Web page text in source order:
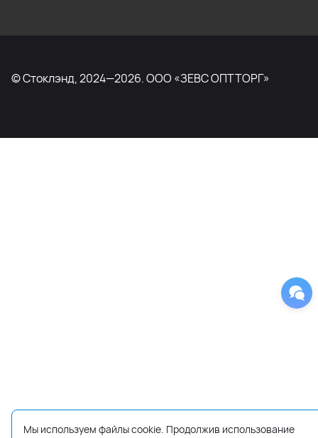
© Стоклэнд, 2024—2026. ООО «ЗЕВС ОПТТОРГ»
Мы используем файлы cookie. Продолжив использование